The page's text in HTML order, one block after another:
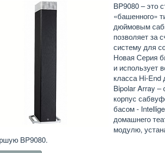
BP9080 – это
«башенного»
дюймовым
позволяет за
систему для
Новая Серия
и использует
класса Hi-
Bipolar Array –
корпус
басом -
домашнего
модулю,
BP9080.